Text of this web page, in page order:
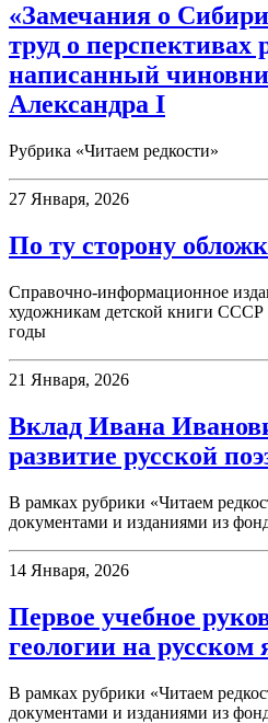
«Замечания о
труд о перспективах
написанный
Александра I
Рубрика «Читаем редкости»
27 Января, 2026
По ту сторону
Справочно-информационное
художникам детской книги СССР
годы
21 Января, 2026
Вклад Ивана
развитие русской
В рамках рубрики «Читаем
документами и изданиями из
14 Января, 2026
Первое учебное
геологии на русском
В рамках рубрики «Читаем
документами и изданиями из